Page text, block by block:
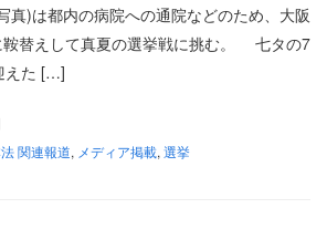
真)は都内の病院への通院などのため、大阪
鞍替えして真夏の選挙戦に挑む。 七タの7
えた […]
関連報道, メディア掲載, 選挙